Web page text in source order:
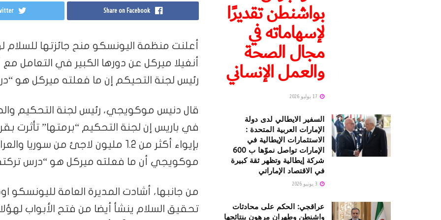
Share on Facebook
أعلنت منظمة اليونسكو منح جائزتها للسلام
أنغيلا ميركل عن دورها الكبير في التعامل مع
رئيس لجنة التحيكم إن ما فعلته ميركل هو
بإيواء أكثر من 1.2 مليون لاجئ من
موكويجي أن ما فعلته ميركل هو “درس تركته
من جانبها، أشادت المديرة العامة لليونسكو
تحقيق السلام ينشأ أيضا من فتح الأبواب
بواشنطن تقديرًا
لإسهاماته في
مجال الصحة
والعمل الإنساني
السفير الايطالي لدى دولة
الإمارات العربية المتحدة :
الاستثمارات الإيطالية في
الإمارات تواصل نموّها ب 600
شركة إيطالية وتظهر ثقة كبيرة
في الاقتصاد الإماراتي
عراقجي: الحكم على محادثات
واشنطن وطهران مرهون بنتائجها